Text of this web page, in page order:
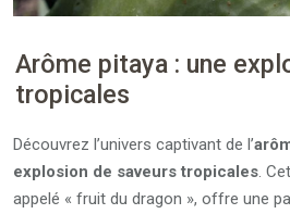
Arôme pitaya : une
tropicales
Découvrez l’univers captivant de l’
explosion de saveurs tropicales.
appelé « fruit du dragon », offre une